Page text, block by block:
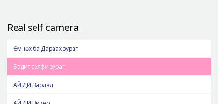
Real self camera
Өмнөх ба Дараах зураг
Бодит селфи зураг
АЙ ДИ Зарлал